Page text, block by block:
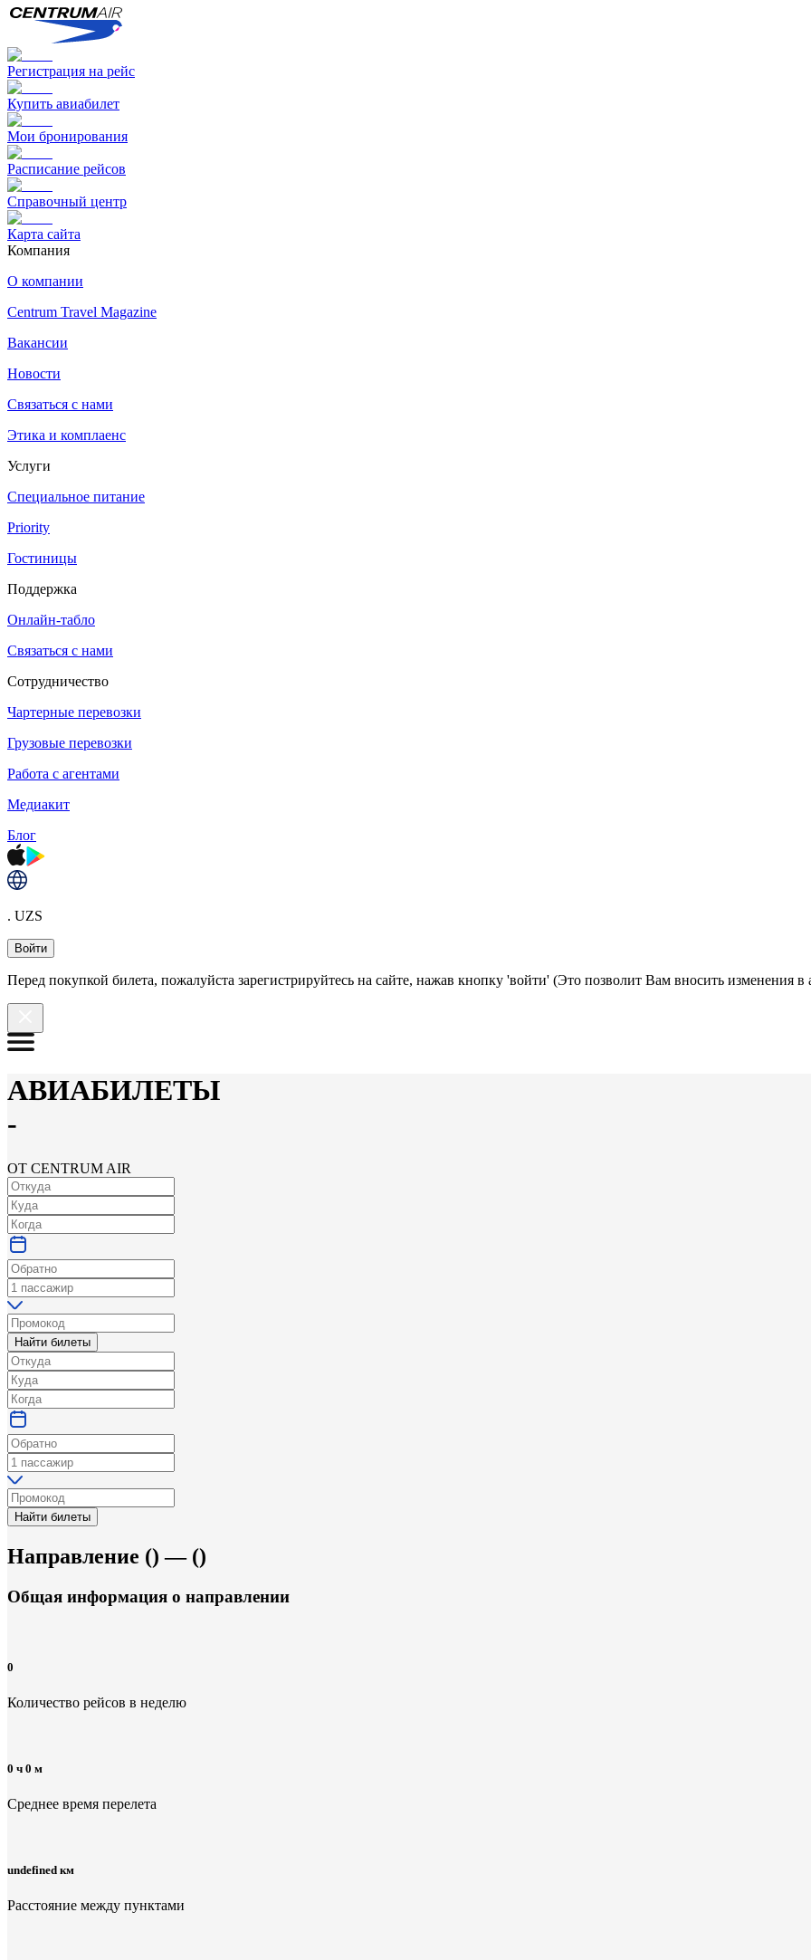
Регистрация на рейс
Купить авиабилет
Мои бронирования
Расписание рейсов
Справочный центр
Карта сайта
Компания
О компании
Centrum Travel Magazine
Вакансии
Новости
Связаться с нами
Этика и комплаенс
Услуги
Специальное питание
Priority
Гостиницы
Поддержка
Онлайн-табло
Связаться с нами
Сотрудничество
Чартерные перевозки
Грузовые перевозки
Работа с агентами
Медиакит
Блог
. UZS
Войти
Перед покупкой билета, пожалуйста зарегистрируйтесь на сайте, нажав кнопку 'войти' (Это позволит Вам вносить изменения в
АВИАБИЛЕТЫ
-
ОТ CENTRUM AIR
Найти билеты
Найти билеты
Направление () — ()
Общая информация о направлении
0
Количество рейсов в неделю
0 ч 0 м
Среднее время перелета
undefined км
Расстояние между пунктами